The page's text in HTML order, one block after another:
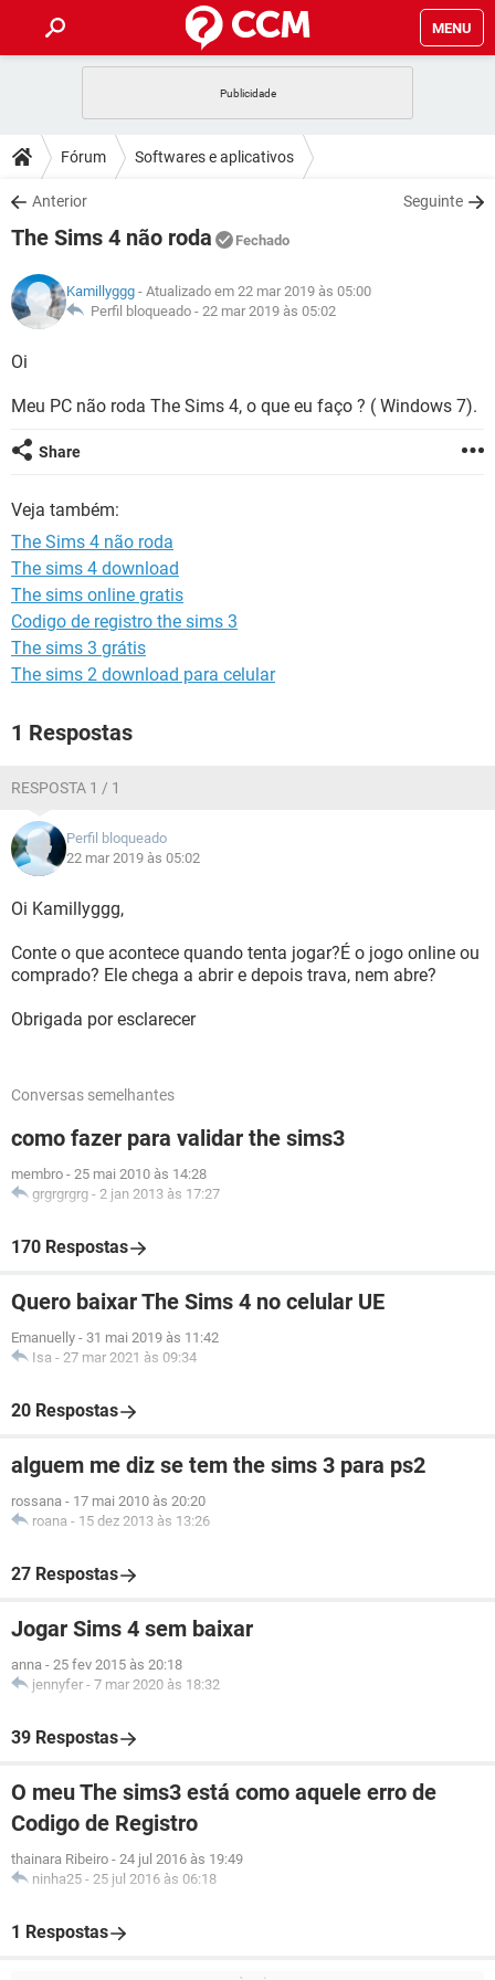
MENU
CELULAR FACEBOOK
OUTLOOK
INSTAGRAM GMAIL
GUIA DE COMPRAS
DICAS
JOGOS WHATSAPP
INSTAGRAM GMAIL
GUIA DE COMPRAS
DOWNLOADS
JOGOS WHATSAPP
CELULAR
OUTLOOK EXCEL
INSTAGRAM
JOGOS WHATSAPP
CELULAR
OUTLOOK
INSTAGRAM GMAIL
GUIA DE COMPRAS
GLOSSÁRIO
JOGOS
INSTAGRAM
GUIA DE COMPRAS
Fórum Softwares e aplicativos
Anterior Seguinte
The Sims 4 não roda Fechado
Kamillyggg - Atualizado em 22 mar 2019 às 05:00
Perfil bloqueado - 22 mar 2019 às 05:02
Oi
Meu PC não roda The Sims 4, o que eu faço ? ( Windows 7).
Share
Veja também:
The Sims 4 não roda
The sims 4 download
The sims online gratis
Codigo de registro the sims 3
The sims 3 grátis
The sims 2 download para celular
1 Respostas
RESPOSTA 1 / 1
Perfil bloqueado
22 mar 2019 às 05:02
Oi Kamillyggg,
Conte o que acontece quando tenta jogar?É o jogo online ou
comprado? Ele chega a abrir e depois trava, nem abre?
Obrigada por esclarecer
Conversas semelhantes
como fazer para validar the sims3
membro - 25 mai 2010 às 14:28
grgrgrgrg - 2 jan 2013 às 17:27
170 Respostas
Quero baixar The Sims 4 no celular UE
Emanuelly - 31 mai 2019 às 11:42
Isa - 27 mar 2021 às 09:34
20 Respostas
alguem me diz se tem the sims 3 para ps2
rossana - 17 mai 2010 às 20:20
roana - 15 dez 2013 às 13:26
27 Respostas
Jogar Sims 4 sem baixar
anna - 25 fev 2015 às 20:18
jennyfer - 7 mar 2020 às 18:32
39 Respostas
O meu The sims3 está como aquele erro de
Codigo de Registro
thainara Ribeiro - 24 jul 2016 às 19:49
ninha25 - 25 jul 2016 às 06:18
1 Respostas